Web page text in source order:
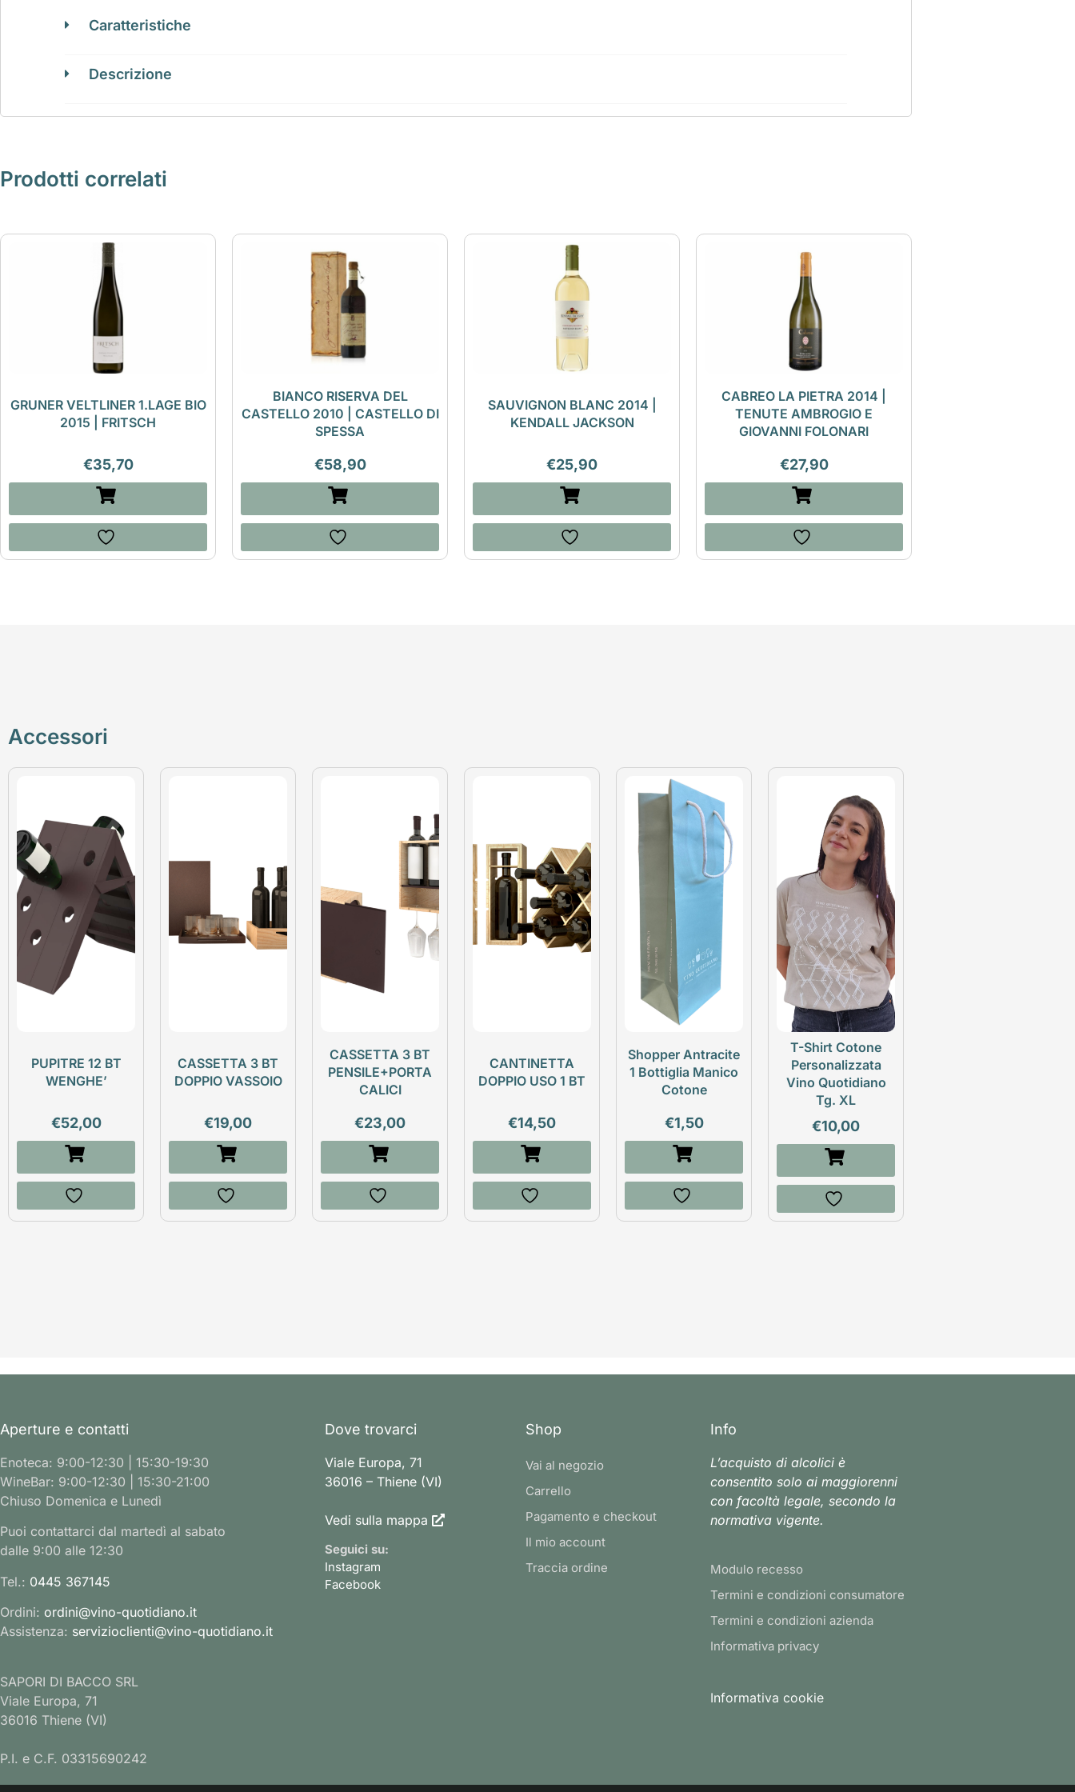
Caratteristiche
Descrizione
Prodotti correlati
GRUNER VELTLINER 1.LAGE BIO
2015 | FRITSCH
€35,70
BIANCO RISERVA DEL
CASTELLO 2010 | CASTELLO DI
SPESSA
€58,90
SAUVIGNON BLANC 2014 |
KENDALL JACKSON
€25,90
CABREO LA PIETRA 2014 |
TENUTE AMBROGIO E
GIOVANNI FOLONARI
€27,90
Accessori
PUPITRE 12 BT
WENGHE’
€52,00
CASSETTA 3 BT
DOPPIO VASSOIO
€19,00
CASSETTA 3 BT
PENSILE+PORTA
CALICI
€23,00
CANTINETTA
DOPPIO USO 1 BT
€14,50
Shopper Antracite
1 Bottiglia Manico
Cotone
€1,50
T-Shirt Cotone
Personalizzata
Vino Quotidiano
Tg. XL
€10,00
Aperture e contatti
Enoteca: 9:00-12:30 | 15:30-19:30
WineBar: 9:00-12:30 | 15:30-21:00
Chiuso Domenica e Lunedì
Puoi contattarci dal martedì al sabato
dalle 9:00 alle 12:30
Tel.: 0445 367145
Ordini: ordini@vino-quotidiano.it
Assistenza: servizioclienti@vino-quotidiano.it
SAPORI DI BACCO SRL
Viale Europa, 71
36016 Thiene (VI)
P.I. e C.F. 03315690242
Dove trovarci
Viale Europa, 71
36016 – Thiene (VI)
Vedi sulla mappa
Seguici su:
Instagram
Facebook
Shop
Vai al negozio
Carrello
Pagamento e checkout
Il mio account
Traccia ordine
Info
L’acquisto di alcolici è
consentito solo ai maggiorenni
con facoltà legale, secondo la
normativa vigente.
Modulo recesso
Termini e condizioni consumatore
Termini e condizioni azienda
Informativa privacy
Informativa cookie